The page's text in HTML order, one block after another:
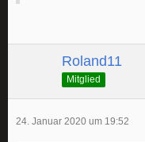
Roland11
Mitglied
24. Januar 2020 um 19:52